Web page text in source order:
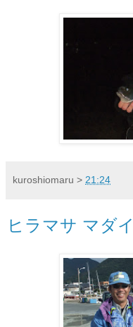
kuroshiomaru > 21:24
ヒラマサ マダイ